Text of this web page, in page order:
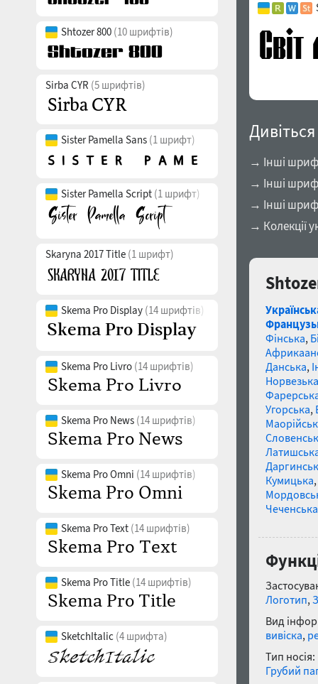
Shtozer 800 (10 шрифтів)
Sirba CYR (5 шрифтів)
Sister Pamella Sans (1 шрифт)
Sister Pamella Script (1 шрифт)
Skaryna 2017 Title (1 шрифт)
Skema Pro Display (14 шрифтів)
Skema Pro Livro (14 шрифтів)
Skema Pro News (14 шрифтів)
Skema Pro Omni (14 шрифтів)
Skema Pro Text (14 шрифтів)
Skema Pro Title (14 шрифтів)
SketchItalic (4 шрифта)
→ Інші
→ Інші
→ Інші
→ Колекції
Фінська,
Данська,
Норвезька
Угорська,
Кумицька,
Чеченська
Логотип,
Вид
вивіска,
Тип носія:
Грубий